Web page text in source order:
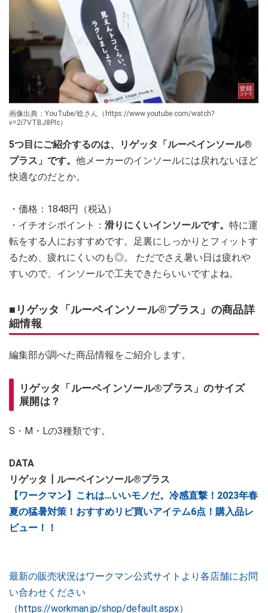
画像出典：YouTube/稔さん（https://www.youtube.com/watch?
v=2i7VTBJ8PIc）
5つ目にご紹介するのは、リゲッタ「ルーペインソール®
プラス」です。 他メーカーのインソールには戻れないほど
快適なのだとか。
・価格：1848円（税込）
・イチオシポイント： 滑りにくいインソールです。 特に運
転をする人におすすめです。足裏にしっかりとフィットす
るため、疲れにくいのも◎。 ただでさえ暑い日は疲れや
すいので、インソールで工夫できたらいいですよね。
■リゲッタ「ルーペインソール®プラス」の商品詳
細情報
編集部が調べた商品情報をご紹介します。
リゲッタ「ルーペインソール®プラス」のサイズ
展開は？
S・M・Lの3種類です。
DATA
リゲッタ┃ルーペインソール®プラス
【ワークマン】これは…いいモノだ。冷感直撃！2023年春
夏の猛暑対策！おすすめリピ買いアイテム6点！購入品レ
ビュー！！
最新の販売状況はワークマン公式サイトより各店舗にお問
い合わせください
（https://workman.jp/shop/default.aspx）